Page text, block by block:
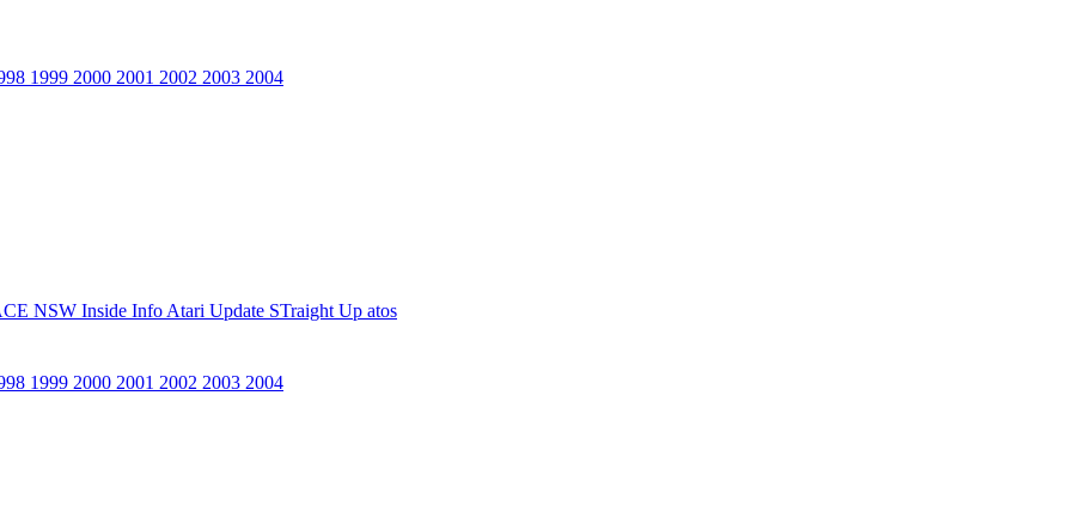
1999 2000 2001 2002 2003 2004
NSW Inside Info Atari Update STraight Up atos
1999 2000 2001 2002 2003 2004